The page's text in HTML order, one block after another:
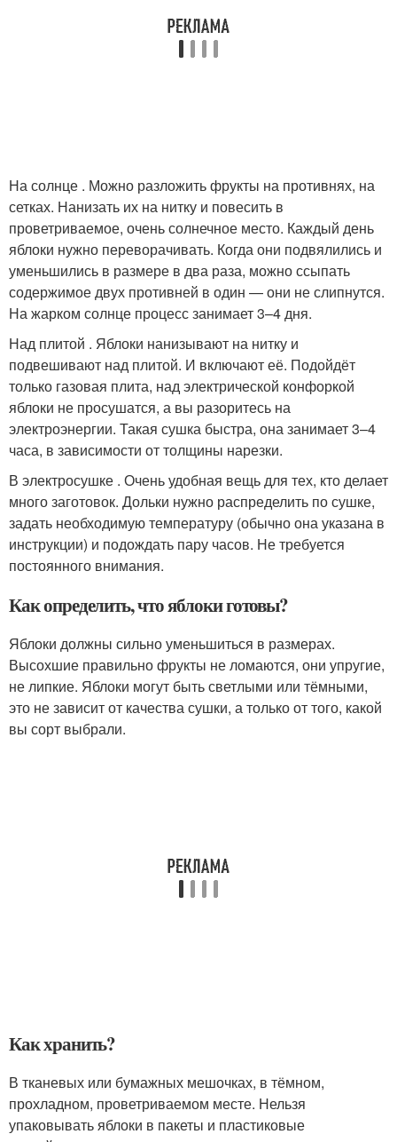
На солнце . Можно разложить фрукты на противнях, на
сетках. Нанизать их на нитку и повесить в
проветриваемое, очень солнечное место. Каждый день
яблоки нужно переворачивать. Когда они подвялились и
уменьшились в размере в два раза, можно ссыпать
содержимое двух противней в один — они не слипнутся.
На жарком солнце процесс занимает 3–4 дня.
Над плитой . Яблоки нанизывают на нитку и
подвешивают над плитой. И включают её. Подойдёт
только газовая плита, над электрической конфоркой
яблоки не просушатся, а вы разоритесь на
электроэнергии. Такая сушка быстра, она занимает 3–4
часа, в зависимости от толщины нарезки.
В электросушке . Очень удобная вещь для тех, кто делает
много заготовок. Дольки нужно распределить по сушке,
задать необходимую температуру (обычно она указана в
инструкции) и подождать пару часов. Не требуется
постоянного внимания.
Как определить, что яблоки готовы?
Яблоки должны сильно уменьшиться в размерах.
Высохшие правильно фрукты не ломаются, они упругие,
не липкие. Яблоки могут быть светлыми или тёмными,
это не зависит от качества сушки, а только от того, какой
вы сорт выбрали.
Как хранить?
В тканевых или бумажных мешочках, в тёмном,
прохладном, проветриваемом месте. Нельзя
упаковывать яблоки в пакеты и пластиковые